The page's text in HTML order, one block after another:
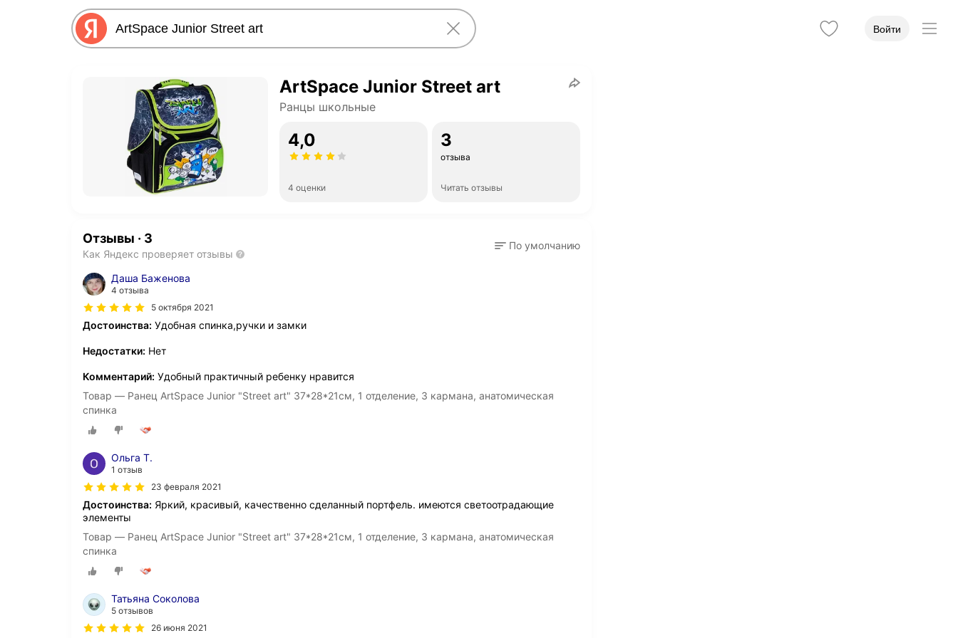
Войти
ArtSpace Junior Street art
Ранцы школьные
4,0
4 оценки
3
отзыва
Читать отзывы
Отзывы · 3
Как Яндекс проверяет отзывы
По умолчанию
Даша Баженова
4 отзыва
5 октября 2021
Достоинства: Удобная спинка,ручки и замки
Недостатки: Нет
Комментарий: Удобный практичный ребенку нравится
Товар — Ранец ArtSpace Junior "Street art" 37*28*21см, 1 отделение, 3 кармана, анатомическая
спинка
Ольга Т.
1 отзыв
23 февраля 2021
Достоинства: Яркий, красивый, качественно сделанный портфель. имеются светоотрадающие
элементы
Товар — Ранец ArtSpace Junior "Street art" 37*28*21см, 1 отделение, 3 кармана, анатомическая
спинка
Татьяна Соколова
5 отзывов
26 июня 2021